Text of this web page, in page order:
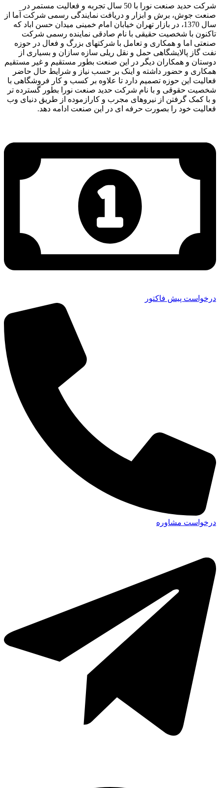
شرکت حدید صنعت نورا با 50 سال تجربه و فعالیت مستمر در
صنعت جوش، برش و ابزار و دریافت نمایندگی رسمی شرکت آما از
سال 1370، در بازار تهران خیابان امام خمینی میدان حسن اباد که
تاکنون با شخصیت حقیقی با نام صادقی نماینده رسمی شرکت
صنعتی اما و همکاری و تعامل با شرکتهای بزرگ و فعال در حوزه
نفت گاز پالایشگاهی حمل و نقل ریلی سازه سازان و بسیاری از
دوستان و همکاران دیگر در این صنعت بطور مستقیم و غیر مستقیم
همکاری و حضور داشته و اینک بر حسب نیاز و شرایط حال حاضر
فعالیت این حوزه تصمیم دارد تا علاوه بر کسب و کار فروشگاهی با
شخصیت حقوقی و با نام شرکت حدید صنعت نورا بطور گسترده تر
و با کمک گرفتن از نیروهای مجرب و کارازموده از طریق دنیای وب
فعالیت خود را بصورت حرفه ای در این صنعت ادامه دهد.
درخواست پیش فاکتور
درخواست مشاوره